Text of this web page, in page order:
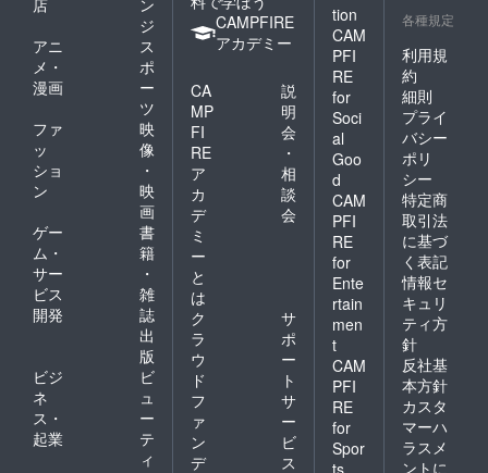
ジ
アニ
メ・
漫画
ス
ポ
ー
ツ
ファ
ッ
ショ
ン
映
像
・
映
画
ゲー
ム・
サー
ビス
開発
書
籍
・
雑
誌
出
版
ビジ
ネ
ス・
起業
ビ
ュ
ー
テ
ィ
CAMPFIRE
アカデミー
CA
MP
FI
RE
ア
カ
デ
ミ
ー
と
は
説
明
会
・
相
談
会
ク
ラ
ウ
ド
フ
ァ
ン
デ
サ
ポ
ー
ト
サ
ー
ビ
ス
tion
CAM
PFI
RE
for
Soci
al
Goo
d
CAM
PFI
RE
for
Ente
rtain
men
t
CAM
PFI
RE
for
Spor
ts
各種規定
利用規
約
細則
プライ
バシー
ポリ
シー
特定商
取引法
に基づ
く表記
情報セ
キュリ
ティ方
針
反社基
本方針
カスタ
マーハ
ラスメ
ントに